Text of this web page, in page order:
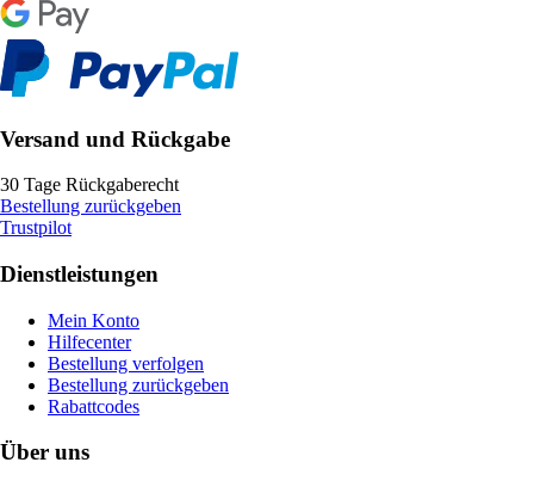
Versand und Rückgabe
30 Tage Rückgaberecht
Bestellung zurückgeben
Trustpilot
Dienstleistungen
Mein Konto
Hilfecenter
Bestellung verfolgen
Bestellung zurückgeben
Rabattcodes
Über uns